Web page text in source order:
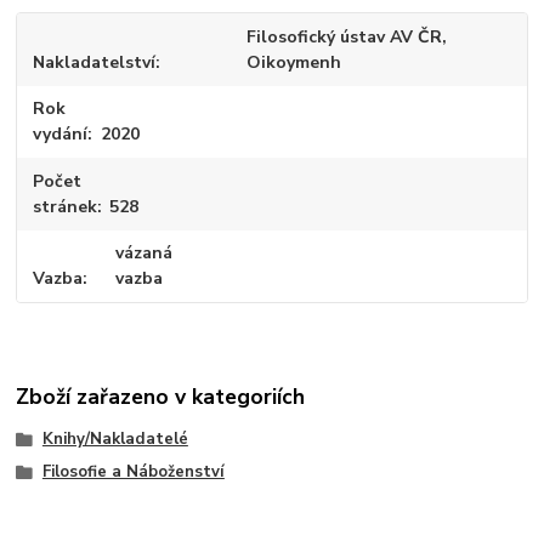
Nakladatelství
Filosofický ústav AV ČR,
Oikoymenh
Rok
vydání
2020
Počet
stránek 528
Vazba
vázaná
vazba
Zboží zařazeno v kategoriích
Knihy/Nakladatelé
Filosofie a Náboženství